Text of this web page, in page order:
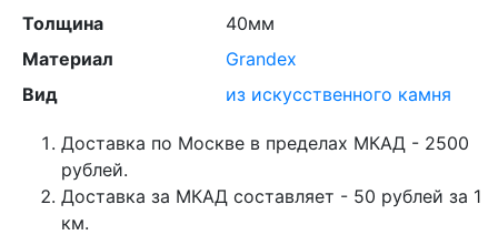
Толщина
40мм
Материал
Grandex
Вид
из искусственного камня
Доставка по Москве в пределах МКАД - 2500
рублей.
Доставка за МКАД составляет - 50 рублей за 1
км.